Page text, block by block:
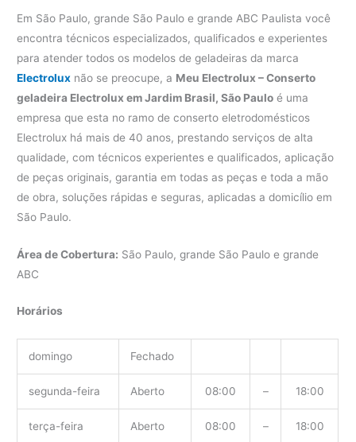
Em São Paulo, grande São Paulo e grande ABC Paulista você
encontra técnicos especializados, qualificados e experientes
para atender todos os modelos de geladeiras da marca
Electrolux não se preocupe, a Meu Electrolux – Conserto
geladeira Electrolux em Jardim Brasil, São Paulo é uma
empresa que esta no ramo de conserto eletrodomésticos
Electrolux há mais de 40 anos, prestando serviços de alta
qualidade, com técnicos experientes e qualificados, aplicação
de peças originais, garantia em todas as peças e toda a mão
de obra, soluções rápidas e seguras, aplicadas a domicílio em
São Paulo.
Área de Cobertura: São Paulo, grande São Paulo e grande
ABC
Horários
domingo Fechado
segunda-feira Aberto 08:00 – 18:00
terça-feira Aberto 08:00 – 18:00